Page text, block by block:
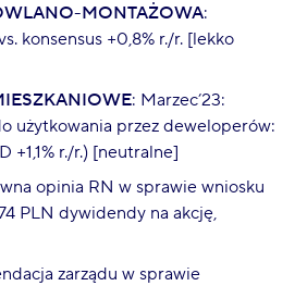
MONTAŻOWA:
konsensus +0,8% r./r. [lekko
: Marzec’23:
użytkowania przez deweloperów:
+1,1% r./r.) [neutralne]
opinia RN w sprawie wniosku
PLN dywidendy na akcję,
zarządu w sprawie